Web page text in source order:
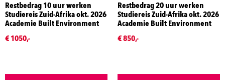
Restbedrag 10 uur werken
Studiereis Zuid-Afrika okt. 2026
Academie Built Environment
€ 1050,-
Restbedrag 20 uur werken
Studiereis Zuid-Afrika okt. 2026
Academie Built Environment
€ 850,-